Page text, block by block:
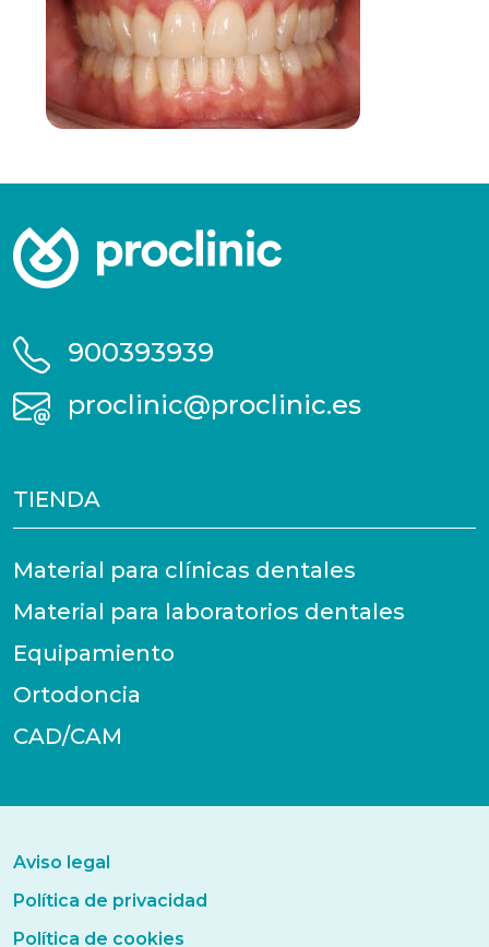
900393939
proclinic@proclinic.es
TIENDA
Material para clínicas dentales
Material para laboratorios dentales
Equipamiento
Ortodoncia
CAD/CAM
Aviso legal
Política de privacidad
Política de cookies